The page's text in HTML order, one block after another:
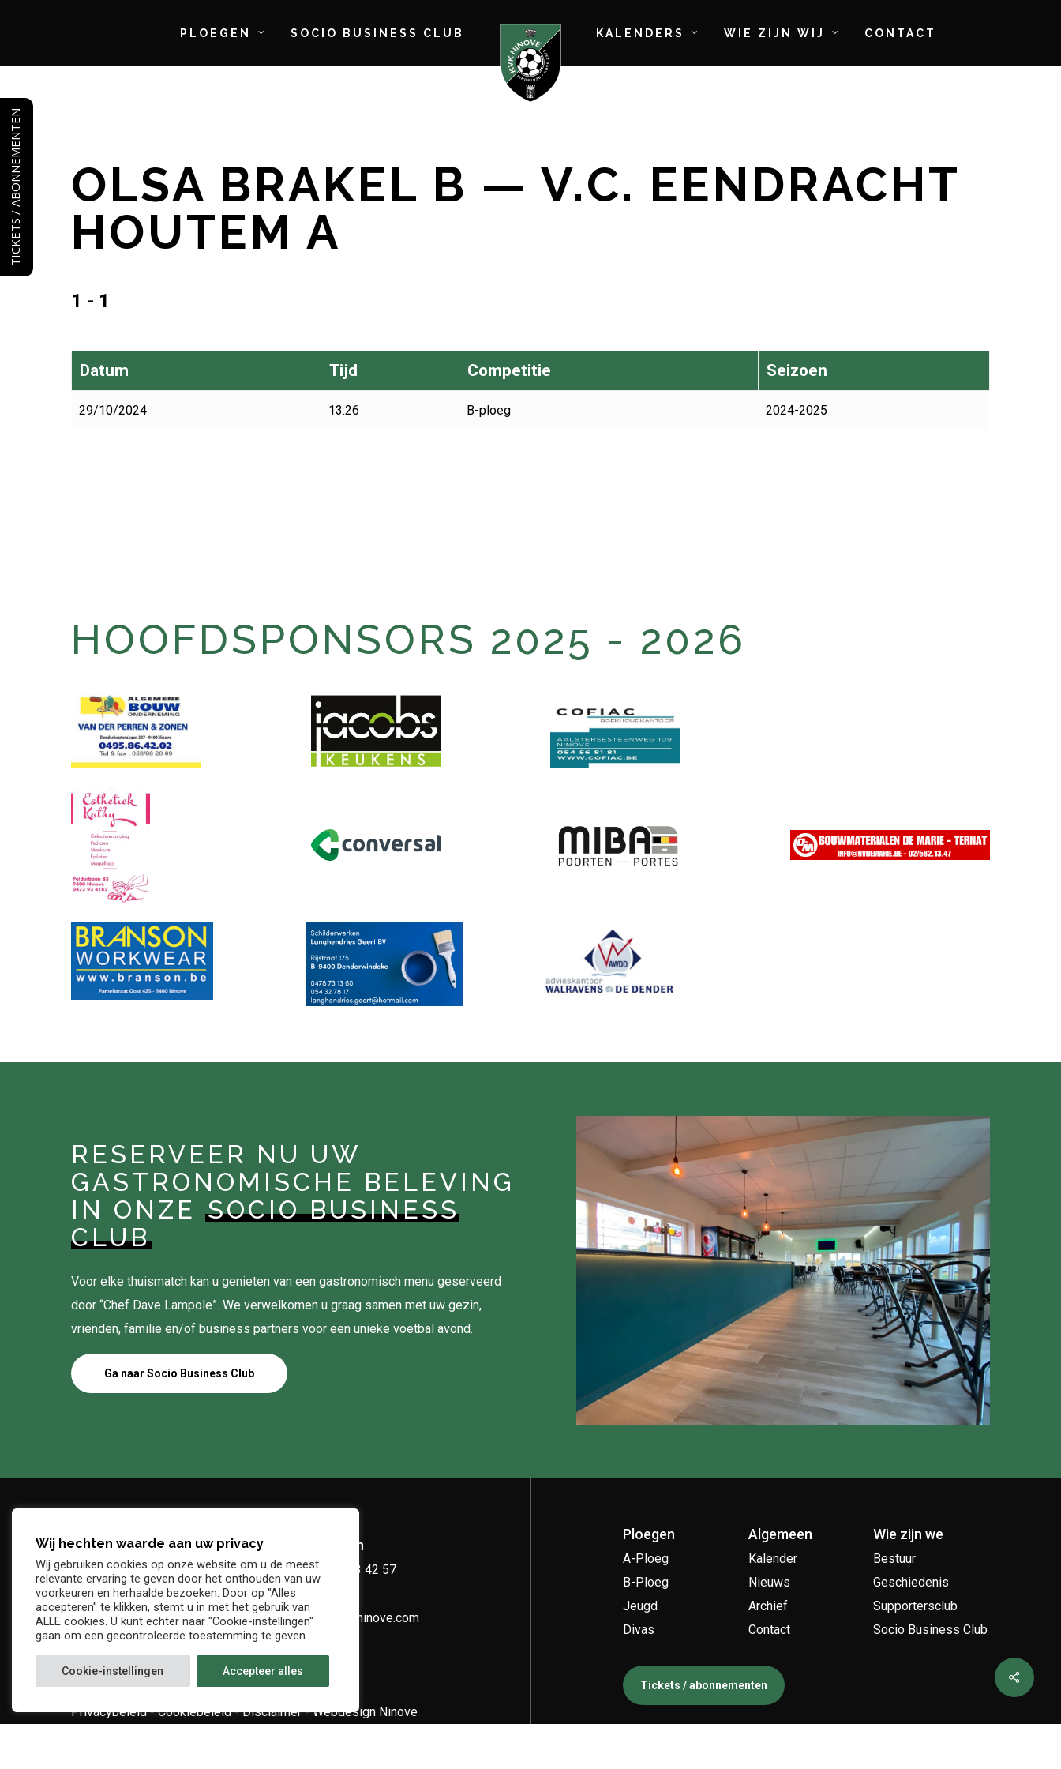
to
main
content
PLOEGEN SOCIO BUSINESS CLUB KALENDERS WIE ZIJN WIJ CONTACT
OLSA BRAKEL B — V.C. EENDRACHT
HOUTEM A
1 - 1
Datum Tijd Competitie Seizoen
29/10/2024 13:26 B-ploeg 2024-2025
HOOFDSPONSORS 2025 - 2026
RESERVEER NU UW
GASTRONOMISCHE BELEVING
IN ONZESOCIO BUSINESS
CLUB
Voor elke thuismatch kan u genieten van een gastronomisch menu geserveerd
door “Chef Dave Lampole”. We verwelkomen u graag samen met uw gezin,
vrienden, familie en/of business partners voor een unieke voetbal avond.
Ga naar Socio Business Club
Adres
Denderstraat, z/n
9402 Ninove
Telefoon
+32 54 33 42 57
info@kvkninove.com
Privacybeleid-Cookiebeleid-Disclaimer-Webdesign Ninove
Ploegen
A-Ploeg
B-Ploeg
Jeugd
Divas
Algemeen
Kalender
Nieuws
Archief
Contact
Wie zijn we
Bestuur
Geschiedenis
Supportersclub
Socio Business Club
Tickets / abonnementen
Wij hechten waarde aan uw privacy
Wij gebruiken cookies op onze website om u de meest
relevante ervaring te geven door het onthouden van uw
voorkeuren en herhaalde bezoeken. Door op "Alles
accepteren" te klikken, stemt u in met het gebruik van
ALLE cookies. U kunt echter naar "Cookie-instellingen"
gaan om een gecontroleerde toestemming te geven.
Cookie-instellingen Accepteer alles
TICKETS / ABONNEMENTEN